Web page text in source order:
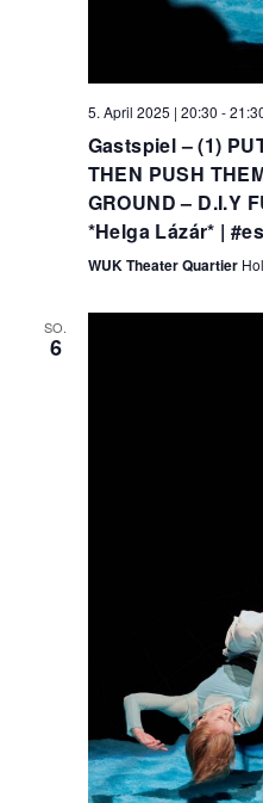
5. April 2025 | 20:30 -
Gastspiel – (1)
THEN PUSH
GROUND – D.I.Y
*Helga Lázár* |
WUK Theater Quartier
SO.
6